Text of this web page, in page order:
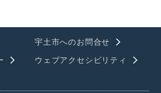
宇土市へのお問合せ
ウェブアクセシビリティ